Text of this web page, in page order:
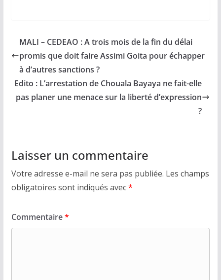
MALI – CEDEAO : A trois mois de la fin du délai
promis que doit faire Assimi Goita pour échapper
à d’autres sanctions ?
Edito : L’arrestation de Chouala Bayaya ne fait-elle
pas planer une menace sur la liberté d’expression
?
Laisser un commentaire
Votre adresse e-mail ne sera pas publiée. Les champs
obligatoires sont indiqués avec*
Commentaire*